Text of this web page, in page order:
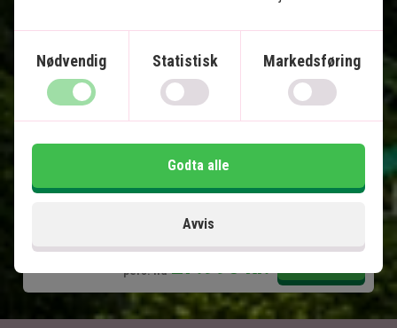
strender
Arenal - vulkaner og varme kilder
Monteverde - hengebroer og tåkeskog
Manuel Antonio - strender og korallrev
Inkludert i prisen
pers. fra
Nødvendig Statistisk Markedsføring
Avvis
Godta alle